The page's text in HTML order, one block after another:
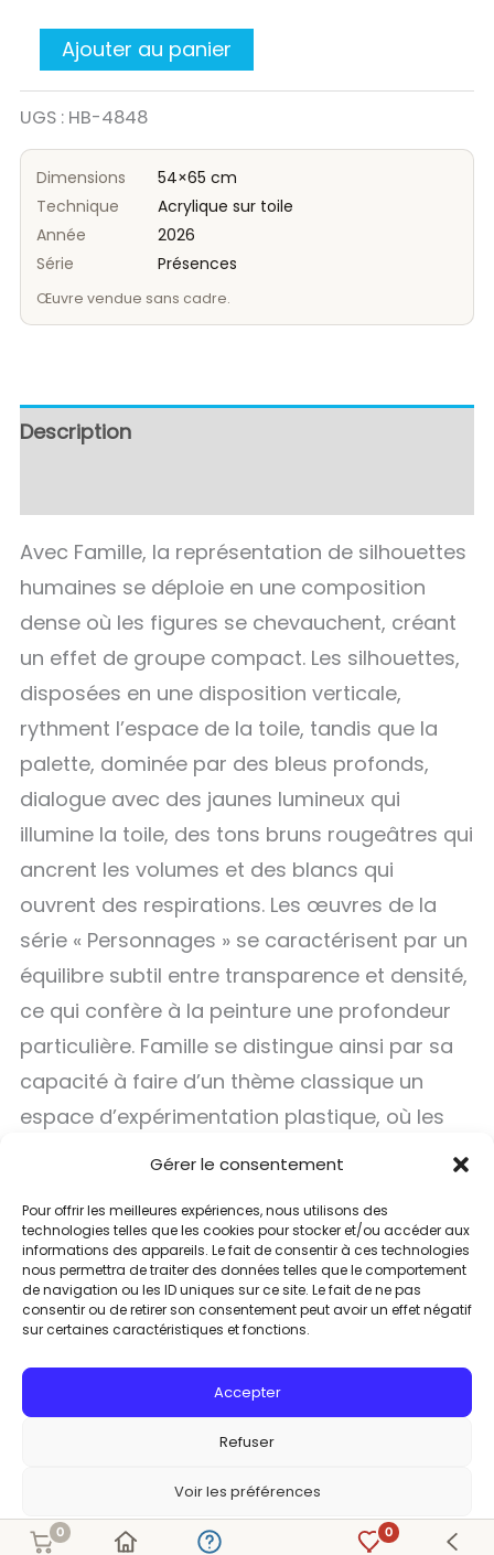
Gérer le consentement
Pour offrir les meilleures expériences, nous utilisons des
technologies telles que les cookies pour stocker et/ou accéder aux
informations des appareils. Le fait de consentir à ces technologies
nous permettra de traiter des données telles que le comportement
de navigation ou les ID uniques sur ce site. Le fait de ne pas
consentir ou de retirer son consentement peut avoir un effet négatif
sur certaines caractéristiques et fonctions.
Accepter
Refuser
Voir les préférences
Politique de cookies Politique de confidentialité
Ajouter au panier
UGS : HB-4848
Dimensions
54×65 cm
Technique
Acrylique sur toile
Année
2026
Série
Présences
Œuvre vendue sans cadre.
Description
Avec Famille, la représentation de silhouettes
humaines se déploie en une composition
dense où les figures se chevauchent, créant
un effet de groupe compact. Les silhouettes,
disposées en une disposition verticale,
rythment l’espace de la toile, tandis que la
palette, dominée par des bleus profonds,
dialogue avec des jaunes lumineux qui
illumine la toile, des tons bruns rougeâtres qui
ancrent les volumes et des blancs qui
ouvrent des respirations. Les œuvres de la
série « Personnages » se caractérisent par un
équilibre subtil entre transparence et densité,
ce qui confère à la peinture une profondeur
particulière. Famille se distingue ainsi par sa
capacité à faire d’un thème classique un
espace d’expérimentation plastique, où les
silhouettes deviennent des formes
couleurs pour créer une œuvre où la
figuration se fond dans l’expression picturale.
0
0
Confidentialité Politique de cookies